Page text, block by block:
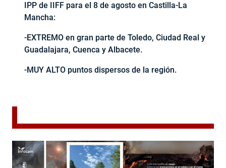
IPP de IIFF para el 8 de agosto en Castilla-La
Mancha:
-EXTREMO en gran parte de Toledo, Ciudad Real y
Guadalajara, Cuenca y Albacete.
-MUY ALTO puntos dispersos de la región.